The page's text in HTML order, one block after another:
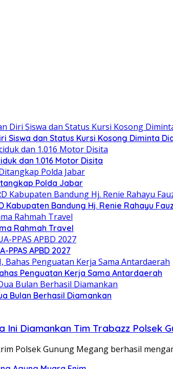
Siswa dan Status Kursi Kosong Diminta
dan 1.016 Motor Disita
Polda Jabar
Bandung Hj. Renie Rahayu
Rahmah Travel
APBD 2027
Penguatan Kerja Sama Antardaerah
Bulan Berhasil Diamankan
Ini Diamankan Tim Trabazz Polsek
Polsek Gunung Megang berhasil